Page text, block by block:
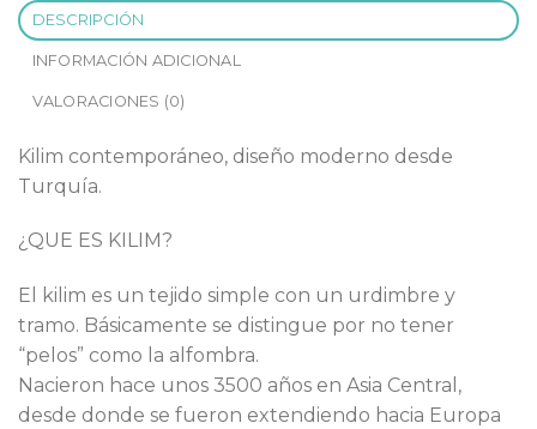
DESCRIPCIÓN
INFORMACIÓN ADICIONAL
VALORACIONES (0)
Kilim contemporáneo, diseño moderno desde
Turquía.
¿QUE ES KILIM?
El kilim es un tejido simple con un urdimbre y
tramo. Básicamente se distingue por no tener
“pelos” como la alfombra.
Nacieron hace unos 3500 años en Asia Central,
desde donde se fueron extendiendo hacia Europa